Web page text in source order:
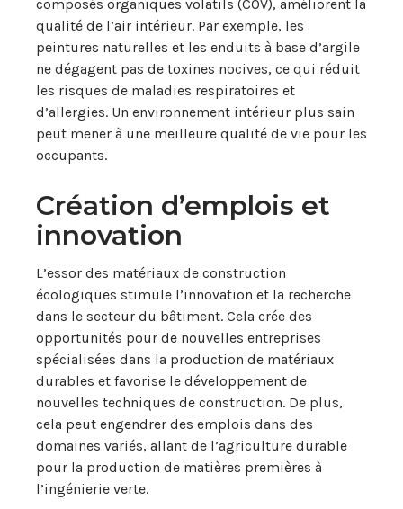
composés organiques volatils (COV), améliorent la
qualité de l’air intérieur. Par exemple, les
peintures naturelles et les enduits à base d’argile
ne dégagent pas de toxines nocives, ce qui réduit
les risques de maladies respiratoires et
d’allergies. Un environnement intérieur plus sain
peut mener à une meilleure qualité de vie pour les
occupants.
Création d’emplois et
innovation
L’essor des matériaux de construction
écologiques stimule l’innovation et la recherche
dans le secteur du bâtiment. Cela crée des
opportunités pour de nouvelles entreprises
spécialisées dans la production de matériaux
durables et favorise le développement de
nouvelles techniques de construction. De plus,
cela peut engendrer des emplois dans des
domaines variés, allant de l’agriculture durable
pour la production de matières premières à
l’ingénierie verte.